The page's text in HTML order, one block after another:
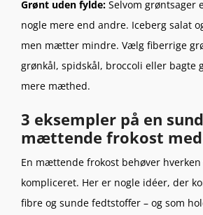
Grønt uden fylde: Selvom
nogle mere end andre. Iceberg salat
men mætter mindre. Vælg fiberrige
grønkål, spidskål, broccoli eller bagte
mere mæthed.
3 eksempler på en
mættende frokost
En mættende frokost behøver
kompliceret. Her er nogle idéer, der
fibre og sunde fedtstoffer – og som